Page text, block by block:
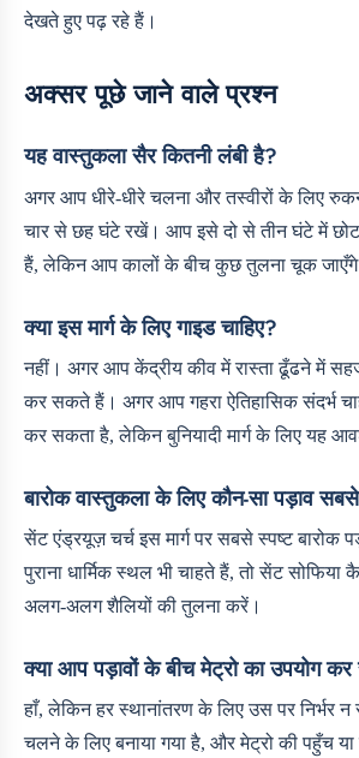
देखते हुए पढ़ रहे हैं।
अक्सर पूछे जाने वाले प्रश्न
यह वास्तुकला सैर कितनी लंबी है?
अगर आप धीरे-धीरे चलना और तस्वीरों के लिए
चार से छह घंटे रखें। आप इसे दो से तीन घंटे में
हैं, लेकिन आप कालों के बीच कुछ तुलना चूक
क्या इस मार्ग के लिए गाइड चाहिए?
नहीं। अगर आप केंद्रीय कीव में रास्ता ढूँढने में
कर सकते हैं। अगर आप गहरा ऐतिहासिक संदर्भ
कर सकता है, लेकिन बुनियादी मार्ग के लिए यह
बारोक वास्तुकला के लिए कौन-सा पड़ाव
सेंट एंड्रयूज़ चर्च इस मार्ग पर सबसे स्पष्ट
पुराना धार्मिक स्थल भी चाहते हैं, तो सेंट
अलग-अलग शैलियों की तुलना करें।
क्या आप पड़ावों के बीच मेट्रो का उपयोग
हाँ, लेकिन हर स्थानांतरण के लिए उस पर निर्भर न
चलने के लिए बनाया गया है, और मेट्रो की पहुँच